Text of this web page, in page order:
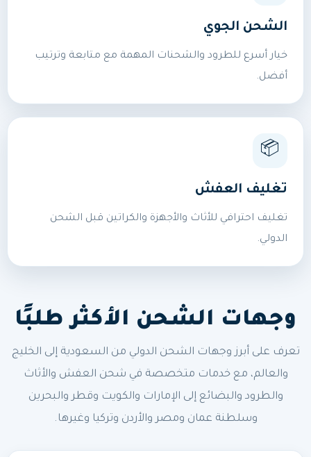
الشحن الجوي
خيار أسرع للطرود والشحنات المهمة مع متابعة وترتيب
أفضل.
📦
تغليف العفش
تغليف احترافي للأثاث والأجهزة والكراتين قبل الشحن
الدولي.
وجهات الشحن الأكثر طلبًا
تعرف على أبرز وجهات الشحن الدولي من السعودية إلى الخليج
والعالم، مع خدمات متخصصة في شحن العفش والأثاث
والطرود والبضائع إلى الإمارات والكويت وقطر والبحرين
وسلطنة عمان ومصر والأردن وتركيا وغيرها.